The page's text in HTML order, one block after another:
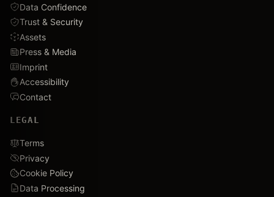
Data Confidence
Trust & Security
Assets
Press & Media
Imprint
Accessibility
Contact
LEGAL
Terms
Privacy
Cookie Policy
Data Processing